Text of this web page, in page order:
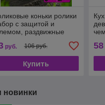
коньки ролики
с защитой и
раздвижные
руб. 106 руб.
Купить
58
новинки